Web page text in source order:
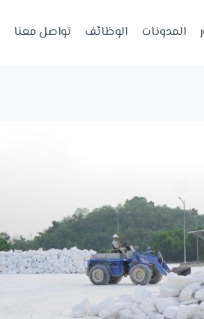
المدونات الوظائف تواصل معنا